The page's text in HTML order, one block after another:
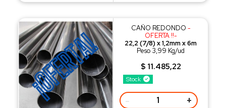
Stock
CAÑO REDONDO -
OFERTA !!-
22,2 (7/8) x 1,2mm x 6m
Peso 3,99 Kg/ud
$ 11.485,22
- +